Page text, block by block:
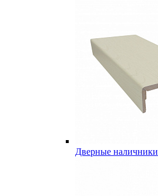
Дверные наличники